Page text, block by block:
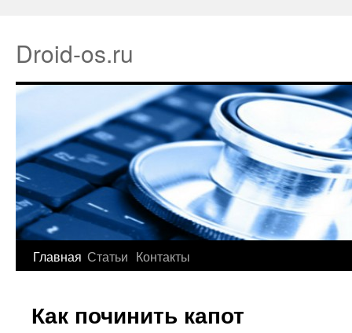
Droid-os.ru
Главная Статьи Контакты
Как починить капот